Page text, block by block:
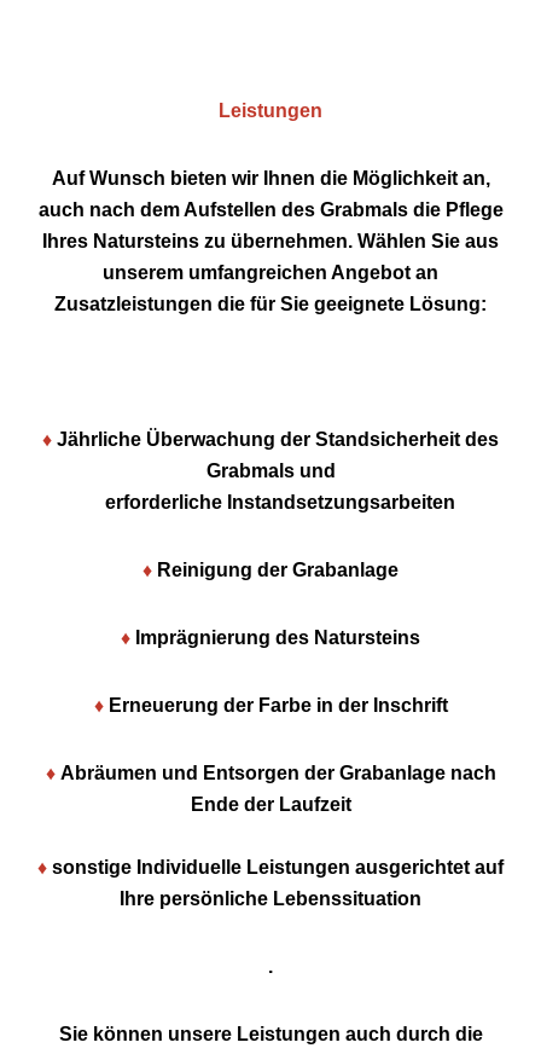
Leistungen
Auf Wunsch bieten wir Ihnen die Möglichkeit an,
auch nach dem Aufstellen des Grabmals die Pflege
Ihres Natursteins zu übernehmen. Wählen Sie aus
unserem umfangreichen Angebot an
Zusatzleistungen die für Sie geeignete Lösung:
♦ Jährliche Überwachung der Standsicherheit des
Grabmals und
erforderliche Instandsetzungsarbeiten
♦ Reinigung der Grabanlage
♦ Imprägnierung des Natursteins
♦Erneuerung der Farbe in der Inschrift
♦Abräumen und Entsorgen der Grabanlage nach
Ende der Laufzeit
♦ sonstige Individuelle Leistungen ausgerichtet auf
Ihre persönliche Lebenssituation
.
Sie können unsere Leistungen auch durch die